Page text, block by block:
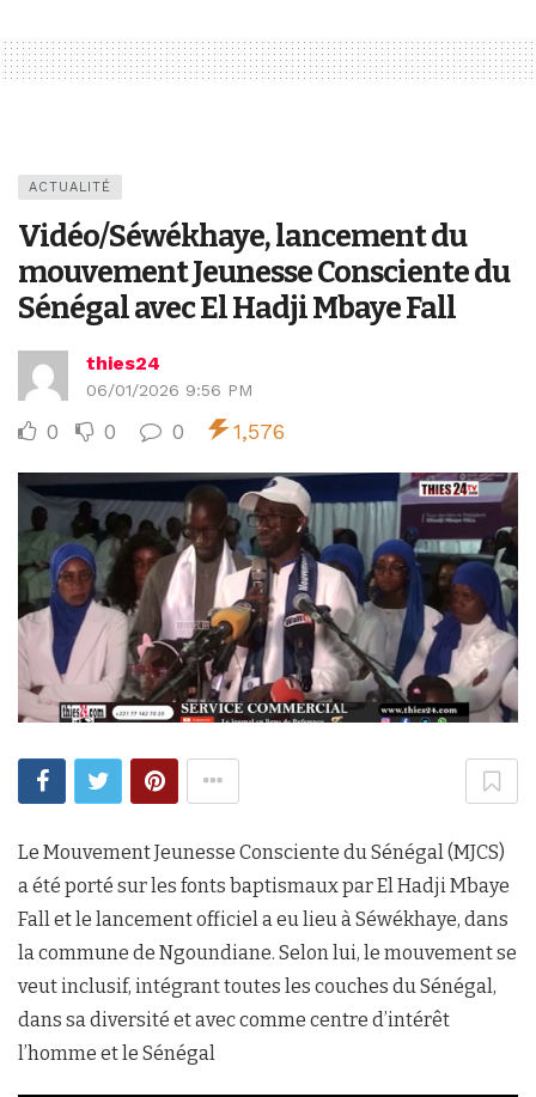
ACTUALITÉ
Vidéo/Séwékhaye, lancement du
mouvement Jeunesse Consciente du
Sénégal avec El Hadji Mbaye Fall
thies24
06/01/2026 9:56 PM
0 0 0 1,576
Le Mouvement Jeunesse Consciente du Sénégal (MJCS)
a été porté sur les fonts baptismaux par El Hadji Mbaye
Fall et le lancement officiel a eu lieu à Séwékhaye, dans
la commune de Ngoundiane. Selon lui, le mouvement se
veut inclusif, intégrant toutes les couches du Sénégal,
dans sa diversité et avec comme centre d’intérêt
l’homme et le Sénégal